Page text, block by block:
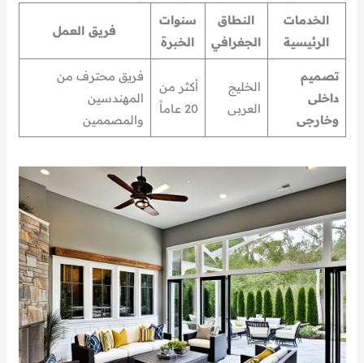
الخدمات
الرئيسية
النطاق
الجغرافي
سنوات
الخبرة
فريق العمل
تصميم
داخلى
وخارجى
الخليج
العربى
أكثر من
20 عاماً
فريق محترف من
المهندسين
والمصممين